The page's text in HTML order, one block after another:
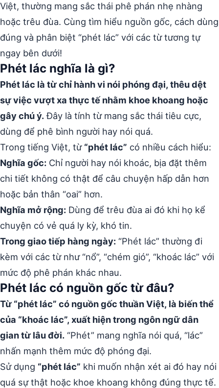
Việt, thường mang sắc thái phê phán nhẹ nhàng
hoặc trêu đùa. Cùng tìm hiểu nguồn gốc, cách dùng
đúng và phân biệt “phét lác” với các từ tương tự
ngay bên dưới!
Phét lác nghĩa là gì?
Phét lác là từ chỉ hành vi nói phóng đại, thêu dệt
sự việc vượt xa thực tế nhằm khoe khoang hoặc
gây chú ý.Đây là tính từ mang sắc thái tiêu cực,
dùng để phê bình người hay nói quá.
Trong tiếng Việt, từ “phét lác” có nhiều cách hiểu:
Nghĩa gốc: Chỉ người hay nói khoác, bịa đặt thêm
chi tiết không có thật để câu chuyện hấp dẫn hơn
hoặc bản thân “oai” hơn.
Nghĩa mở rộng: Dùng để trêu đùa ai đó khi họ kể
chuyện có vẻ quá ly kỳ, khó tin.
Trong giao tiếp hàng ngày: “Phét lác” thường đi
kèm với các từ như “nổ”, “chém gió”, “khoác lác” với
mức độ phê phán khác nhau.
Phét lác có nguồn gốc từ đâu?
Từ “phét lác” có nguồn gốc thuần Việt, là biến thể
của “khoác lác”, xuất hiện trong ngôn ngữ dân
gian từ lâu đời. “Phét” mang nghĩa nói quá, “lác”
nhấn mạnh thêm mức độ phóng đại.
Sử dụng “phét lác” khi muốn nhận xét ai đó hay nói
quá sự thật hoặc khoe khoang không đúng thực tế.